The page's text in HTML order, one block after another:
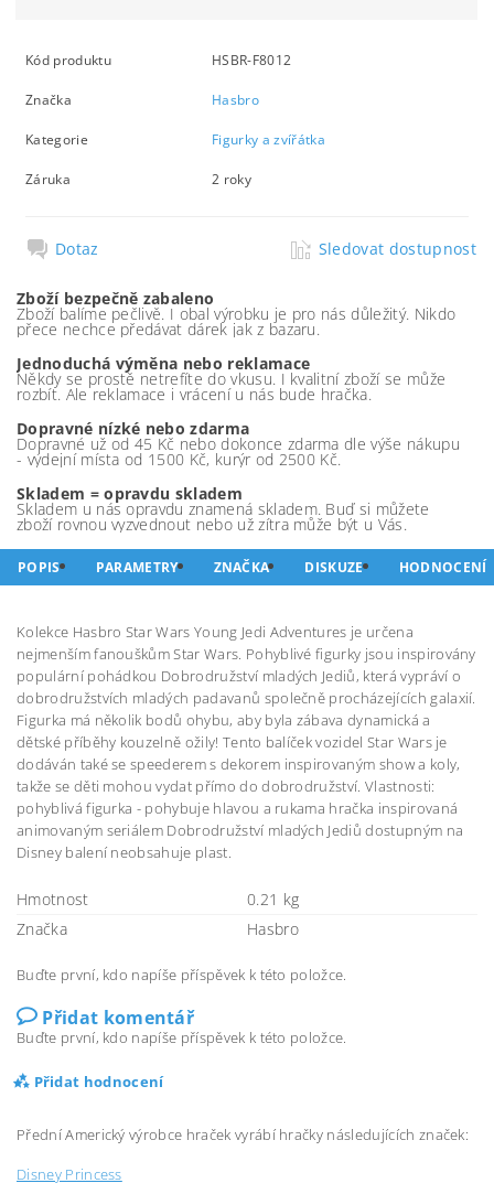
Kód produktu HSBR-F8012
Značka Hasbro
Kategorie Figurky a zvířátka
Záruka 2 roky
Dotaz Sledovat dostupnost
Zboží bezpečně zabaleno
Zboží balíme pečlivě. I obal výrobku je pro nás důležitý. Nikdo
přece nechce předávat dárek jak z bazaru.
Jednoduchá výměna nebo reklamace
Někdy se prostě netrefíte do vkusu. I kvalitní zboží se může
rozbít. Ale reklamace i vrácení u nás bude hračka.
Dopravné nízké nebo zdarma
Dopravné už od 45 Kč nebo dokonce zdarma dle výše nákupu
- výdejní místa od 1500 Kč, kurýr od 2500 Kč.
Skladem = opravdu skladem
Skladem u nás opravdu znamená skladem. Buď si můžete
zboží rovnou vyzvednout nebo už zítra může být u Vás.
POPIS PARAMETRY ZNAČKA DISKUZE HODNOCENÍ
Kolekce Hasbro Star Wars Young Jedi Adventures je určena
nejmenším fanouškům Star Wars. Pohyblivé figurky jsou inspirovány
populární pohádkou Dobrodružství mladých Jediů, která vypráví o
dobrodružstvích mladých padavanů společně procházejících galaxií.
Figurka má několik bodů ohybu, aby byla zábava dynamická a
dětské příběhy kouzelně ožily! Tento balíček vozidel Star Wars je
dodáván také se speederem s dekorem inspirovaným show a koly,
takže se děti mohou vydat přímo do dobrodružství. Vlastnosti:
pohyblivá figurka - pohybuje hlavou a rukama hračka inspirovaná
animovaným seriálem Dobrodružství mladých Jediů dostupným na
Disney balení neobsahuje plast.
Hmotnost
0.21 kg
Značka
Hasbro
Buďte první, kdo napíše příspěvek k této položce.
Přidat komentář
Buďte první, kdo napíše příspěvek k této položce.
Přidat hodnocení
Přední Americký výrobce hraček vyrábí hračky následujících značek:
Disney Princess